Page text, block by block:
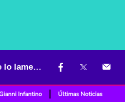
Murió ahogado líder arhuaco cuando intentó salvar a turista; Uribe y Duque lo lamentan
Infantino Últimas Noticias